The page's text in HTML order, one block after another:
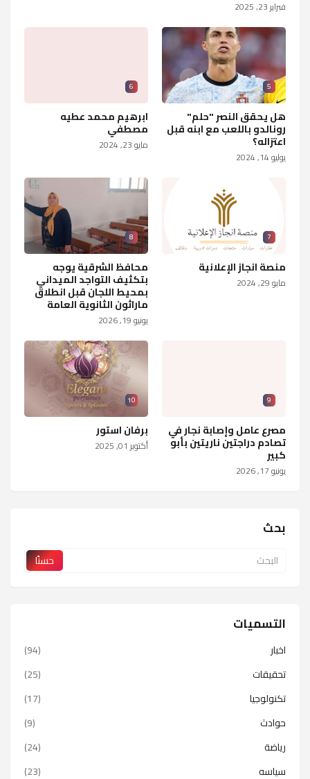
فبراير 23, 2025
5
هل يحقق النصر "حلم"
رونالدو باللعب مع ابنه قبل
اعتزاله؟
يوليو 14, 2024
6
ابرهيم محمد عطيه
مصطفي
مايو 23, 2024
7
منصة انجاز الإعلانية
مايو 29, 2024
8
محافظ الشرقية يوجه
بتكثيف التواجد الميداني
بمحيط اللجان قبل انطلاق
ماراثون الثانوية العامة
يونيو 19, 2026
9
مصرع عامل وإصابة نجار في
تصادم دراجتين ناريتين بأبو
كبير
يونيو 17, 2026
10
برفان استور
أكتوبر 01, 2025
بحث
التسميات
اخبار
(94)
تحقيقات
(25)
تكنولوجيا
(17)
حوادث
(9)
رياضة
(24)
سياسه
(23)